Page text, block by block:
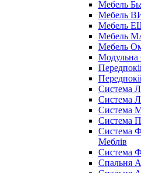
Мебель
Мебель
Мебель
Мебель
Мебель
Модульна
Система
Система
Система
Система
Система
Меблів
Система
Спальня